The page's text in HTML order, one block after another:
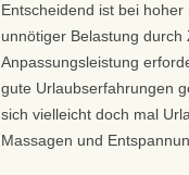
Entscheidend ist bei
unnötiger Belastung
Anpassungsleistung
gute Urlaubserfahrungen
sich vielleicht doch mal
Massagen und